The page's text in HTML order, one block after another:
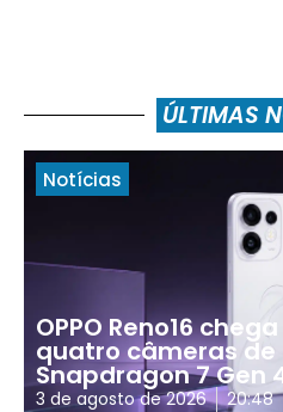
ÚLTIMAS
Notícias
OPPO Reno16
quatro câmeras de
Snapdragon 7 Gen
3 de agosto de 2026 20:48